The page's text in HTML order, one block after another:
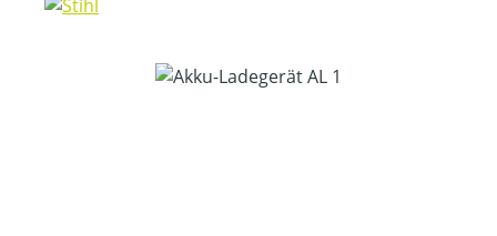
Bildergalerie überspringen